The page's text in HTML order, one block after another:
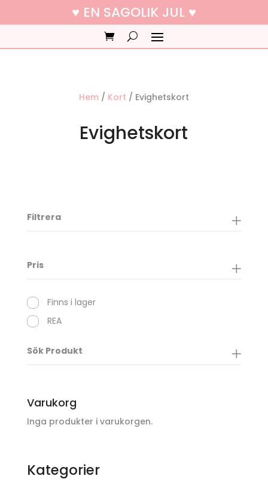
♥ EN SAGOLIK JUL ♥
Hem/ Kort / Evighetskort
Evighetskort
Filtrera
Pris
Finns i lager
REA
Sök Produkt
Varukorg
Inga produkter i varukorgen.
Kategorier